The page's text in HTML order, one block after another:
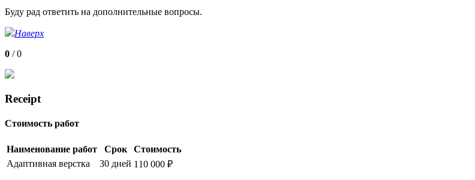
Буду рад ответить на дополнительные вопросы.
Наверх
0 /0
Receipt
Стоимость работ
Наименование работ Срок
Стоимость
Адаптивная верстка
30 дней 110 000 ₽